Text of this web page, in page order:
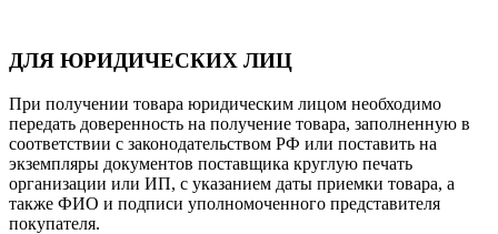
ДЛЯ ЮРИДИЧЕСКИХ ЛИЦ
При получении товара юридическим лицом необходимо
передать доверенность на получение товара, заполненную в
соответствии с законодательством РФ или поставить на
экземпляры документов поставщика круглую печать
организации или ИП, с указанием даты приемки товара, а
также ФИО и подписи уполномоченного представителя
покупателя.